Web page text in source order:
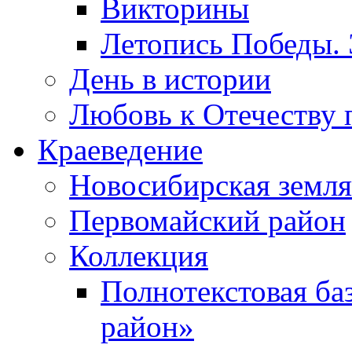
Викторины
Летопись Победы.
День в истории
Любовь к Отечеству
Краеведение
Новосибирская земля
Первомайский район
Коллекция
Полнотекстовая
район»